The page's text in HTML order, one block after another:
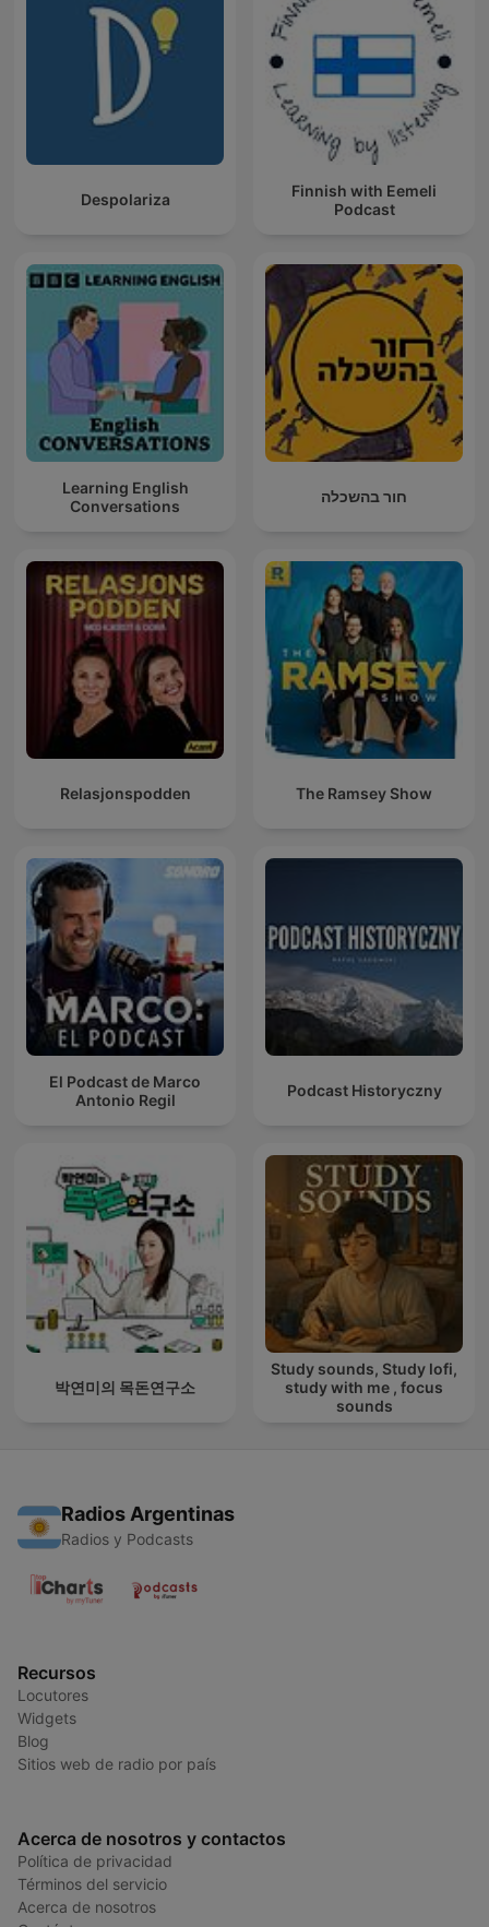
Despolariza
Finnish with Eemeli
Podcast
Learning English
Conversations
חור בהשכלה
Relasjonspodden The Ramsey Show
El Podcast de Marco
Antonio Regil
Podcast Historyczny
박연미의 목돈연구소
Study sounds, Study lofi,
study with me , focus
sounds
Radios Argentinas
Radios y Podcasts
Recursos
Locutores
Widgets
Blog
Sitios web de radio por país
Acerca de nosotros y contactos
Política de privacidad
Términos del servicio
Acerca de nosotros